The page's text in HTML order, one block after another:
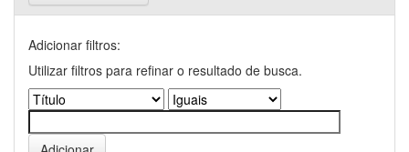
Adicionar filtros:
Utilizar filtros para refinar o resultado de busca.